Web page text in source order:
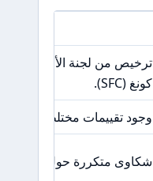
ترخيص من لجنة الأوراق
كونغ (SFC).
وجود تقييمات مختلطة من
شكاوى متكررة حول مشاكل